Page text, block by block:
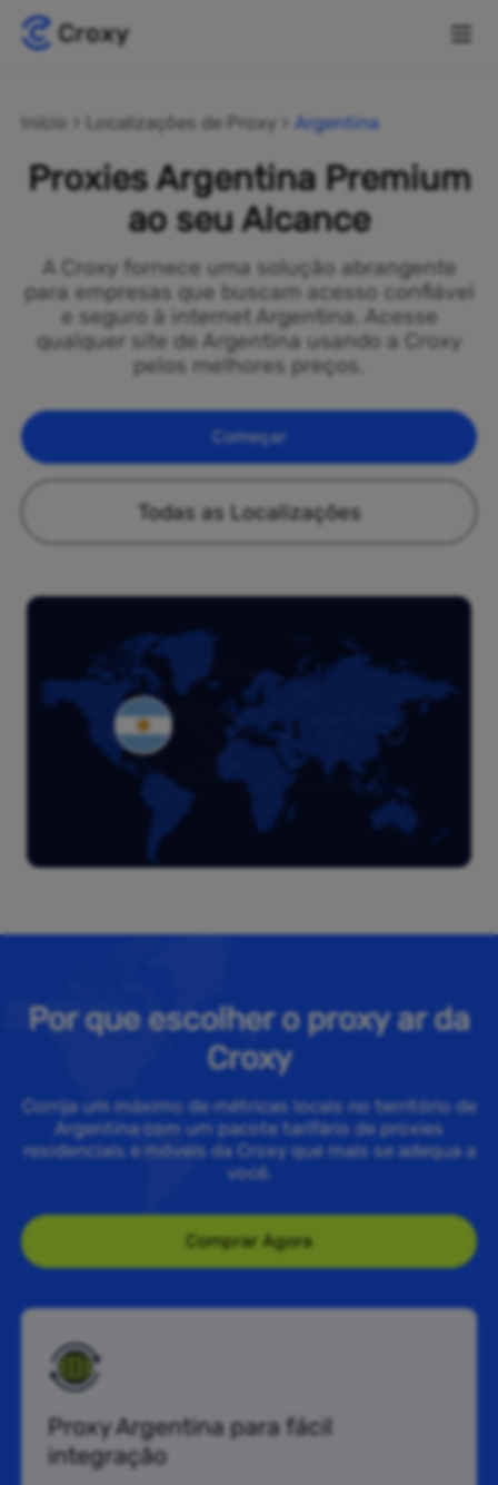
Início Localizações de Proxy Argentina
Proxies Argentina Premium
ao seu Alcance
A Croxy fornece uma solução abrangente
para empresas que buscam acesso confiável
e seguro à internet Argentina. Acesse
qualquer site de Argentina usando a Croxy
pelos melhores preços.
Começar
Todas as Localizações
Por que escolher o proxy ar da
Croxy
Corrija um máximo de métricas locais no território de
Argentina com um pacote tarifário de proxies
residenciais e móveis da Croxy que mais se adequa a
você.
Comprar Agora
Proxy Argentina para fácil
integração